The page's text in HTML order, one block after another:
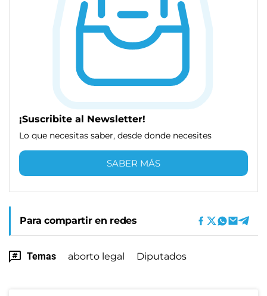
¡Suscribite al Newsletter!
Lo que necesitas saber, desde donde necesites
SABER MÁS
Para compartir en redes
Temas aborto legal Diputados